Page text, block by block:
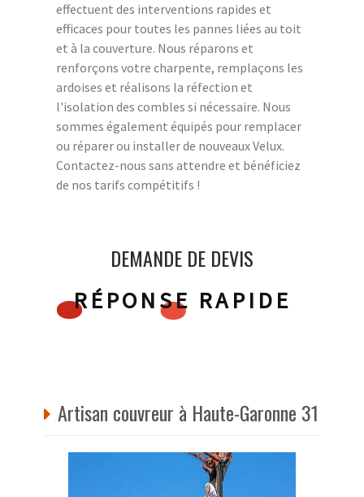
effectuent des interventions rapides et
efficaces pour toutes les pannes liées au toit
et à la couverture. Nous réparons et
renforçons votre charpente, remplaçons les
ardoises et réalisons la réfection et
l'isolation des combles si nécessaire. Nous
sommes également équipés pour remplacer
ou réparer ou installer de nouveaux Velux.
Contactez-nous sans attendre et bénéficiez
de nos tarifs compétitifs !
DEMANDE DE DEVIS
RÉPONSE RAPIDE
Artisan couvreur à Haute-Garonne 31